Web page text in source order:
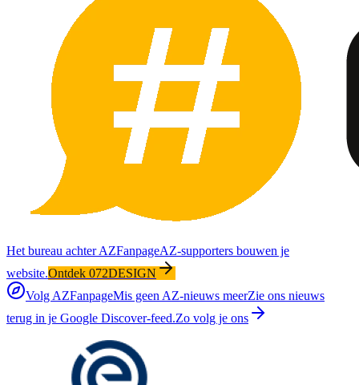
Het bureau achter AZFanpageAZ-supporters bouwen je
website.Ontdek 072DESIGN
Volg AZFanpageMis geen AZ-nieuws meerZie ons nieuws
terug in je Google Discover-feed.Zo volg je ons